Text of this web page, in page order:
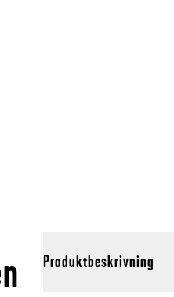
Produktbeskrivning